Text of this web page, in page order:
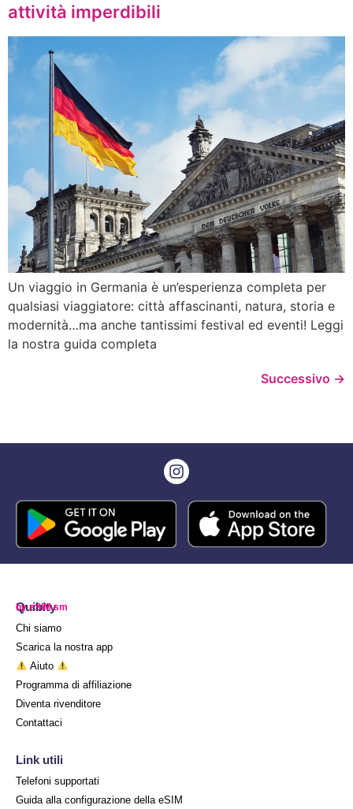
attività imperdibili
Un viaggio in Germania è un’esperienza completa per
qualsiasi viaggiatore: città affascinanti, natura, storia e
modernità…ma anche tantissimi festival ed eventi! Leggi
la nostra guida completa
Successivo →
Quibity
by eSIM.sm
Chi siamo
Scarica la nostra app
Aiuto
Programma di affiliazione
Diventa rivenditore
Contattaci
Link utili
Telefoni supportati
Guida alla configurazione della eSIM